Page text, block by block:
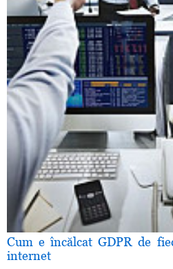
Cum e încălcat GDPR de
internet